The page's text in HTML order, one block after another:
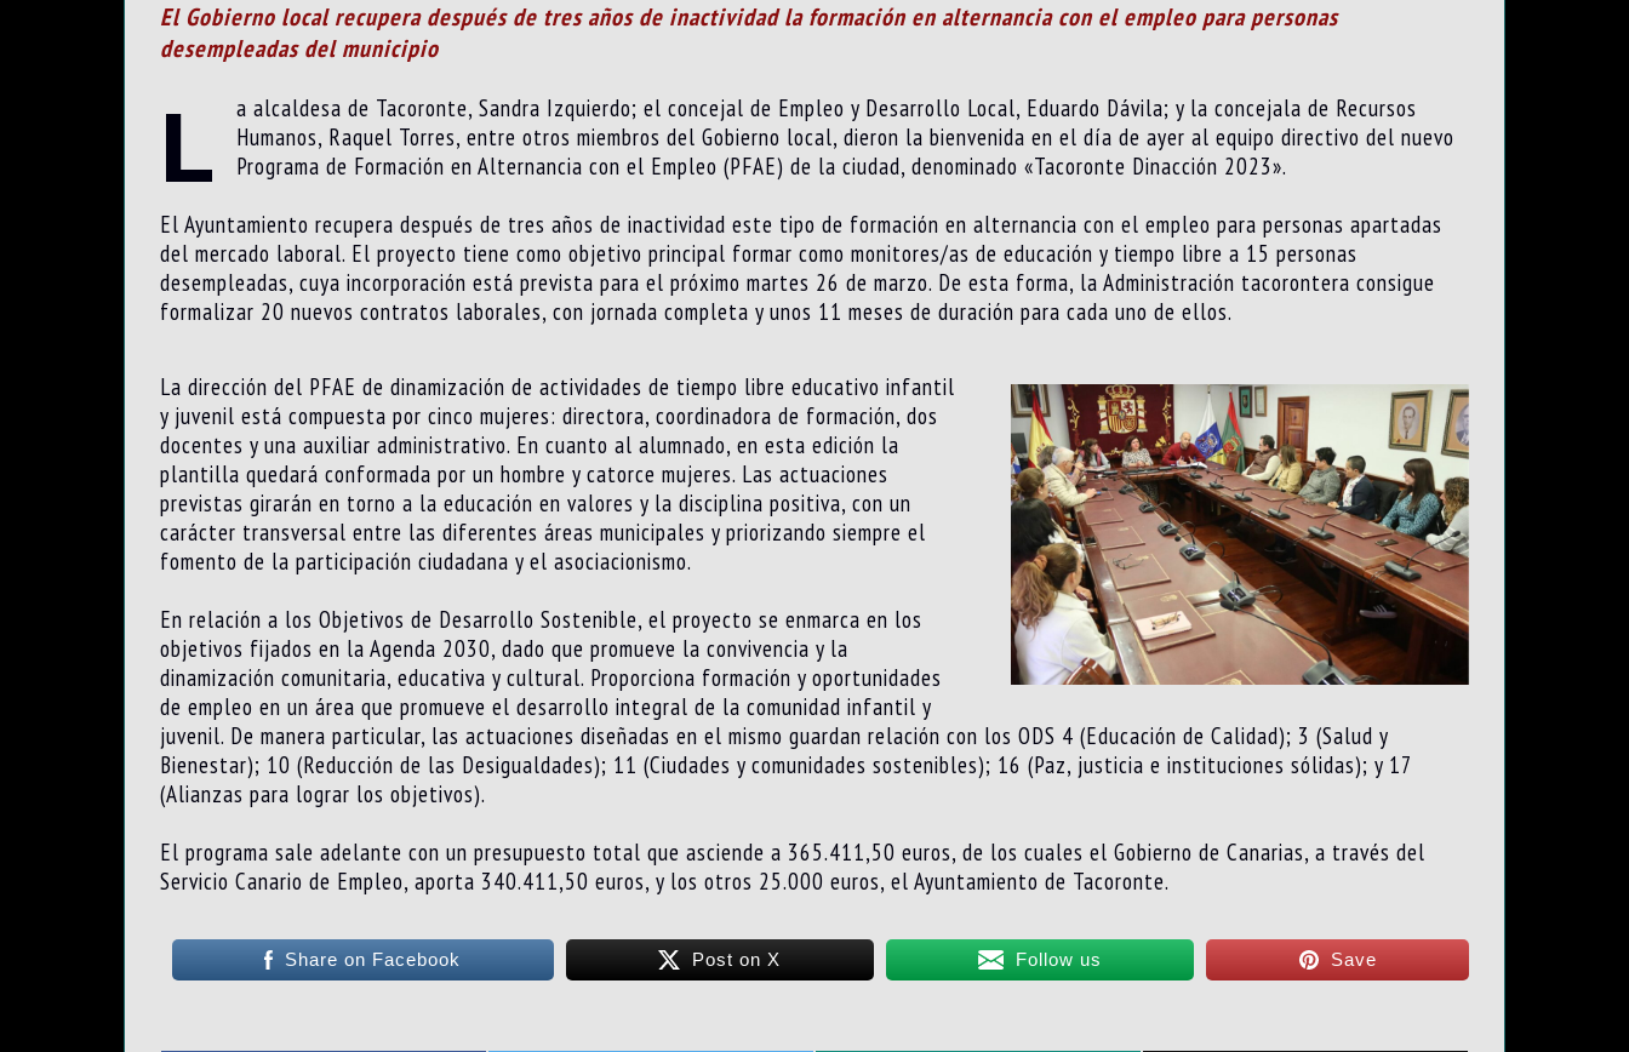
El Gobierno local recupera después de tres años de inactividad la formación en alternancia con el empleo para personas
desempleadas del municipio
L
a alcaldesa de Tacoronte, Sandra Izquierdo; el concejal de Empleo y Desarrollo Local, Eduardo Dávila; y la concejala de Recursos
Humanos, Raquel Torres, entre otros miembros del Gobierno local, dieron la bienvenida en el día de ayer al equipo directivo del nuevo
Programa de Formación en Alternancia con el Empleo (PFAE) de la ciudad, denominado «Tacoronte Dinacción 2023».
El Ayuntamiento recupera después de tres años de inactividad este tipo de formación en alternancia con el empleo para personas apartadas
del mercado laboral. El proyecto tiene como objetivo principal formar como monitores/as de educación y tiempo libre a 15 personas
desempleadas, cuya incorporación está prevista para el próximo martes 26 de marzo. De esta forma, la Administración tacorontera consigue
formalizar 20 nuevos contratos laborales, con jornada completa y unos 11 meses de duración para cada uno de ellos.
La dirección del PFAE de dinamización de actividades de tiempo libre educativo infantil
y juvenil está compuesta por cinco mujeres: directora, coordinadora de formación, dos
docentes y una auxiliar administrativo. En cuanto al alumnado, en esta edición la
plantilla quedará conformada por un hombre y catorce mujeres. Las actuaciones
previstas girarán en torno a la educación en valores y la disciplina positiva, con un
carácter transversal entre las diferentes áreas municipales y priorizando siempre el
fomento de la participación ciudadana y el asociacionismo.
En relación a los Objetivos de Desarrollo Sostenible, el proyecto se enmarca en los
objetivos fijados en la Agenda 2030, dado que promueve la convivencia y la
dinamización comunitaria, educativa y cultural. Proporciona formación y oportunidades
de empleo en un área que promueve el desarrollo integral de la comunidad infantil y
juvenil. De manera particular, las actuaciones diseñadas en el mismo guardan relación con los ODS 4 (Educación de Calidad); 3 (Salud y
Bienestar); 10 (Reducción de las Desigualdades); 11 (Ciudades y comunidades sostenibles); 16 (Paz, justicia e instituciones sólidas); y 17
(Alianzas para lograr los objetivos).
El programa sale adelante con un presupuesto total que asciende a 365.411,50 euros, de los cuales el Gobierno de Canarias, a través del
Servicio Canario de Empleo, aporta 340.411,50 euros, y los otros 25.000 euros, el Ayuntamiento de Tacoronte.
Share on Facebook Post on X Follow us Save